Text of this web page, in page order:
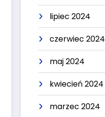
lipiec 2024
czerwiec 2024
maj 2024
kwiecień 2024
marzec 2024